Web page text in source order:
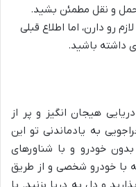
حمل و نقل مطمئن بشید.
رو دارن، اما اطلاع قبلی
داشته باشید.
هیجان انگیز و پر از
به یادماندنی تو این
خودرو و با شناورهای
با خودرو شخصی و از طریق